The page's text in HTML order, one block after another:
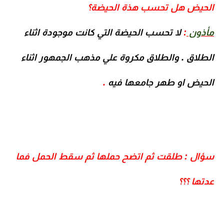
الحيض هل تحسب هذة الحيضة؟
مأذون :لا تحسب الحيضة التي كانت موجودة اثناء
الطلاق . والطلاق مكروة علي مذهب الجمهور اثناء
الحيض او طهر جامعها فيه .
سؤال : طلقت ثم اتضح حملها ثم سقط الحمل فما
عدتها ؟؟؟